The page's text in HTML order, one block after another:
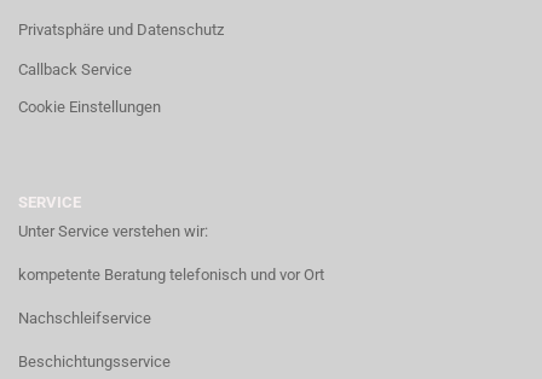
Privatsphäre und Datenschutz
Callback Service
Cookie Einstellungen
SERVICE
Unter Service verstehen wir:
kompetente Beratung telefonisch und vor Ort
Nachschleifservice
Beschichtungsservice